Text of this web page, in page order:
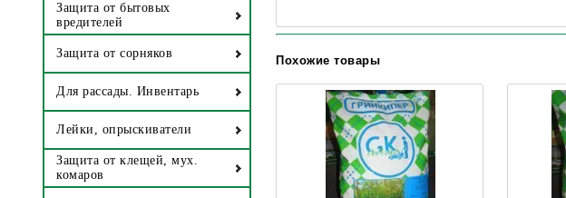
Защита от бытовых
вредителей
Защита от сорняков
Для рассады. Инвентарь
Лейки, опрыскиватели
Защита от клещей, мух.
комаров
Похожие товары